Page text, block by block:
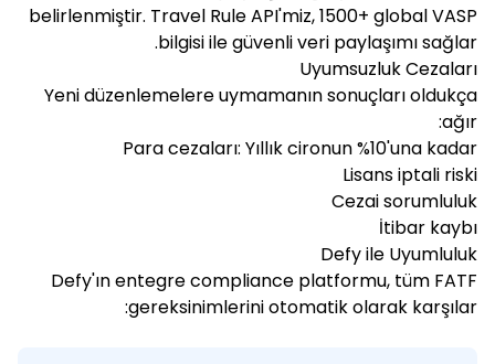
belirlenmiştir. Travel Rule API'miz, 1500+ global VASP
bilgisi ile güvenli veri paylaşımı sağlar.
Uyumsuzluk Cezaları
Yeni düzenlemelere uymamanın sonuçları oldukça
ağır:
Para cezaları: Yıllık cironun %10'una kadar
Lisans iptali riski
Cezai sorumluluk
İtibar kaybı
Defy ile Uyumluluk
Defy'ın entegre compliance platformu, tüm FATF
gereksinimlerini otomatik olarak karşılar: